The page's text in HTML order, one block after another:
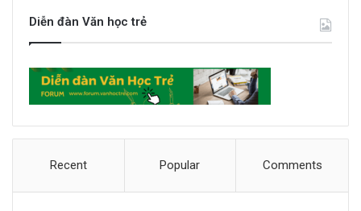
Diễn đàn Văn học trẻ
Recent Popular Comments